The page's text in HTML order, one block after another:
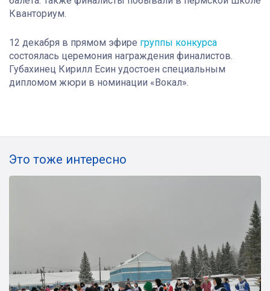
Кванториум.
12 декабря в прямом эфире группы конкурса
состоялась церемония награждения финалистов.
Губахинец Кирилл Есин удостоен специальным
дипломом жюри в номинации «Вокал».
Это тоже интересно